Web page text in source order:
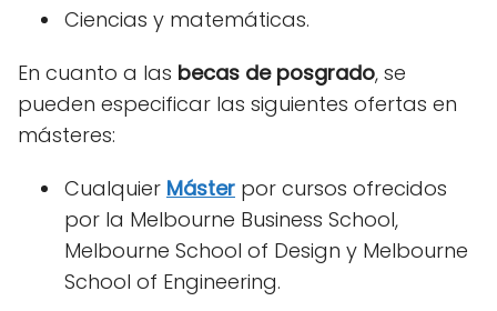
Ciencias y matemáticas.
En cuanto a las becas de posgrado, se
pueden especificar las siguientes ofertas en
másteres:
Cualquier Máster por cursos ofrecidos
por la Melbourne Business School,
Melbourne School of Design y Melbourne
School of Engineering.